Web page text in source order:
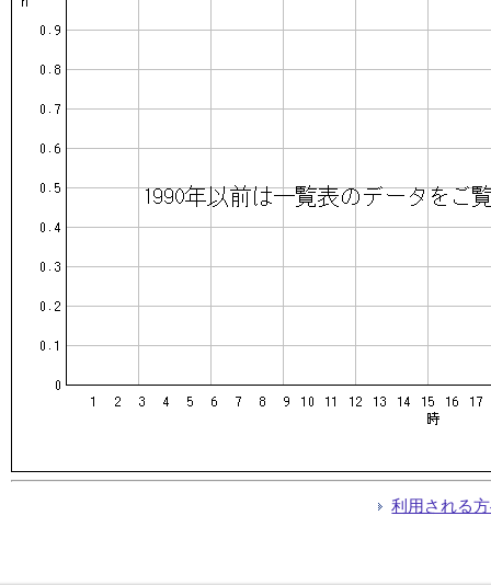
利用される